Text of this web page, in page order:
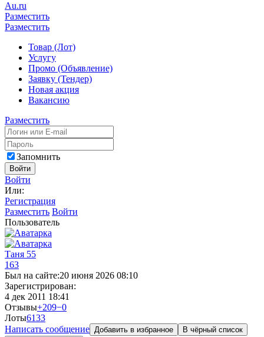
Au.ru
Разместить
Разместить
Товар (Лот)
Услугу
Промо (Объявление)
Заявку (Тендер)
Новая акция
Вакансию
Разместить
Запомнить
Войти
Войти
Или:
Регистрация
Разместить Войти
Пользователь
Таня 55
163
Был на сайте:20 июня 2026 08:10
Зарегистрирован:
4 дек 2011 18:41
Отзывы+209−0
Лоты6133
Написать сообщение Добавить в избранное
В чёрный список